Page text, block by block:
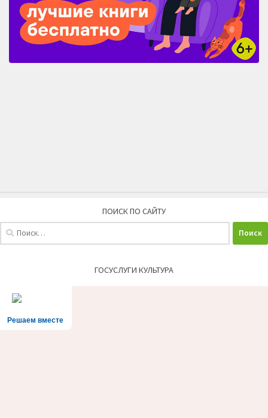
ПОИСК ПО САЙТУ
ГОСУСЛУГИ КУЛЬТУРА
Решаем вместе